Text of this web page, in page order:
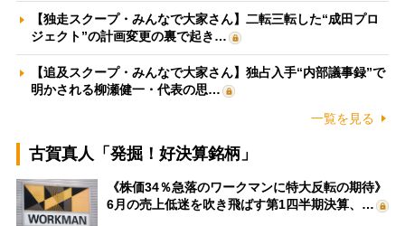
【独走スクープ・みんなで大家さん】二転三転した“成田プロ
ジェクト”の計画変更の裏で起き…
【追及スクープ・みんなで大家さん】独占入手“内部議事録”で
明かされる柳瀬健一・代表の思…
一覧を見る
古賀真人「発掘！好決算銘柄」
《株価34％急落のワークマンに特大反転の期待》
6月の売上低迷を吹き飛ばす第1四半期決算、…